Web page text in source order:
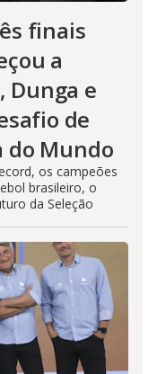
finais
a
Dunga e
de
do Mundo
os campeões
brasileiro, o
da Seleção